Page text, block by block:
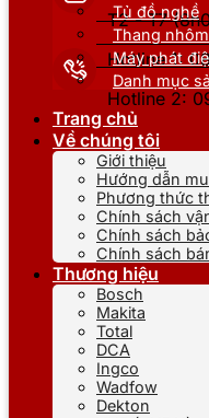
T2 - T7
Hotline 1:
Hotline 2:
Tủ đồ nghề
Thang nhôm
Máy phát
Danh mục
Trang chủ
Về chúng tôi
Giới thiệu
Hướng dẫn
Phương thức
Chính sách
Chính sách
Chính sách
Thương hiệu
Bosch
Makita
Total
DCA
Ingco
Wadfow
Dekton